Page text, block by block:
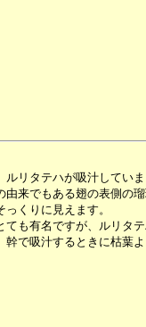
リタテハが吸汁してい
来でもある翅の表側の
くりに見えます。
も有名ですが、ルリタ
で吸汁するときに枯葉